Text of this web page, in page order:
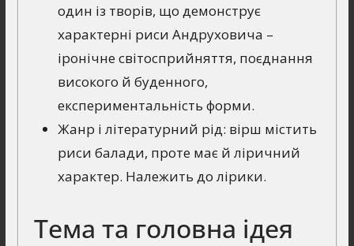
один із творів, що демонструє
характерні риси Андруховича –
іронічне світосприйняття, поєднання
високого й буденного,
експериментальність форми.
Жанр і літературний рід: вірш містить
риси балади, проте має й ліричний
характер. Належить до лірики.
Тема та головна ідея